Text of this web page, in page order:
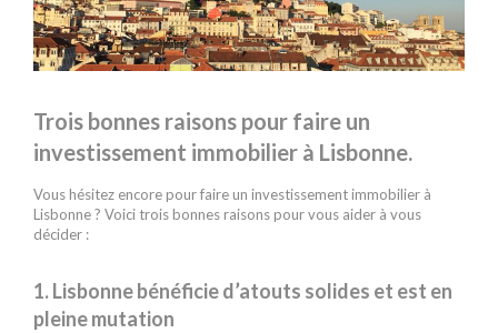
Trois bonnes raisons pour faire un
investissement immobilier à Lisbonne.
Vous hésitez encore pour faire un investissement immobilier à
Lisbonne ? Voici trois bonnes raisons pour vous aider à vous
décider :
1. Lisbonne bénéficie d’atouts solides et est en
pleine mutation